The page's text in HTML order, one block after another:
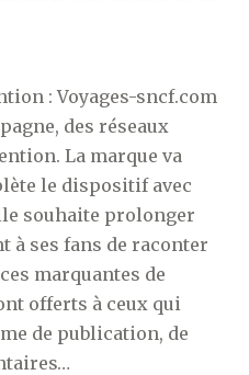
: Voyages-sncf.com
des réseaux
La marque va
le dispositif avec
souhaite prolonger
à ses fans de raconter
marquantes de
offerts à ceux qui
de publication, de